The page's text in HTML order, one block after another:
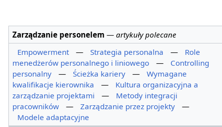
Zarządzanie personelem —artykuły polecane
Empowerment
— Strategia personalna —
Role
menedżerów personalnego i liniowego
—
Controlling
personalny
— Ścieżka kariery —
Wymagane
kwalifikacje kierownika
—
Kultura organizacyjna a
zarządzanie projektami
—
Metody integracji
pracowników
— Zarządzanie przez projekty
—
Modele adaptacyjne